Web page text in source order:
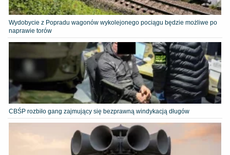
Wydobycie z Popradu wagonów wykolejonego pociągu będzie możliwe po
naprawie torów
CBŚP rozbiło gang zajmujący się bezprawną windykacją długów